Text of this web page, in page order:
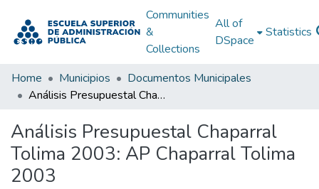
Communities
&
Collections
All of
DSpace
Statistics
Home Municipios
Documentos Municipales
Análisis Presupuestal Chaparral Tolima 2003: AP Chaparral Tolima 2003
Análisis Presupuestal Chaparral
Tolima 2003: AP Chaparral Tolima
2003